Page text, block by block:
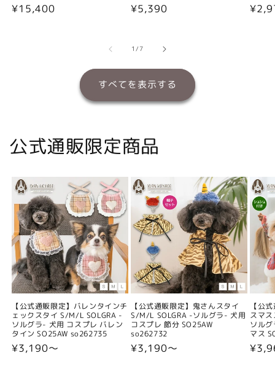
通
¥15,400
通
格
¥5,390
通
1/の
7
すべてを表示する
公式通販限定商品
【公式通販限定】バレンタインチ
ェックスタイ S/M/L SOLGRA -
ソルグラ- 犬用 コスプレ バレン
タイン SO25AW so262735
通
¥3,190〜
【公式通販限定】鬼さんスタイ
S/M/L SOLGRA -ソルグラ- 犬用
コスプレ 節分 SO25AW
so262732
通
¥3,190〜
【公
スマ
ソル
マス
通